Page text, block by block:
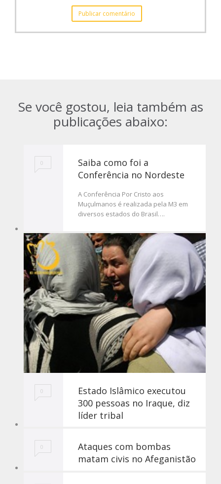
Se você gostou, leia também as
publicações abaixo:
0
Saiba como foi a
Conferência no Nordeste
A Conferência Por Cristo aos
Muçulmanos é realizada pela M3 em
diversos estados do Brasil….
0
Estado Islâmico executou
300 pessoas no Iraque, diz
líder tribal
0
Ataques com bombas
matam civis no Afeganistão